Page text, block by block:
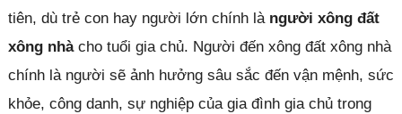
tiên, dù trẻ con hay người lớn chính là người xông đất
xông nhàcho tuổi gia chủ. Người đến xông đất xông nhà
chính là người sẽ ảnh hưởng sâu sắc đến vận mệnh, sức
khỏe, công danh, sự nghiệp của gia đình gia chủ trong